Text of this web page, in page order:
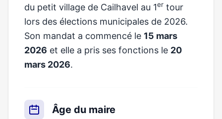
du petit village de Cailhavel au 1er tour
lors des élections municipales de 2026.
Son mandat a commencé le 15 mars
2026 et elle a pris ses fonctions le 20
mars 2026.
Âge du maire